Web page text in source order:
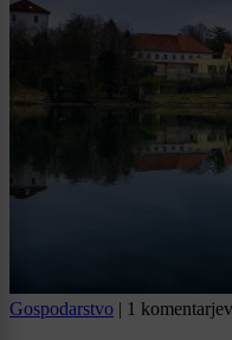
Gospodarstvo | 1 komentarjev